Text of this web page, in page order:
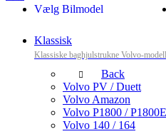
Vælg Bilmodel
Klassisk
Klassiske baghjulstrukne Volvo-
Back
Volvo PV / Duett
Volvo Amazon
Volvo P1800 /
Volvo 140 / 164